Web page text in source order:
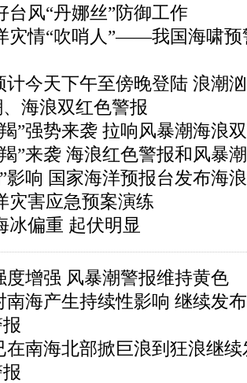
台风“丹娜丝”防御工作
灾情“吹哨人”——我国海啸预
计今天下午至傍晚登陆 浪潮
海浪双红色警报
”强势来袭 拉响风暴潮海浪
”来袭 海浪红色警报和风暴
影响 国家海洋预报台发布海
灾害应急预案演练
冰偏重 起伏明显
度增强 风暴潮警报维持黄色
南海产生持续性影响 继续发
在南海北部掀巨浪到狂浪继